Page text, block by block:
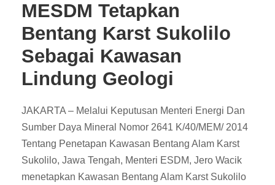
MESDM Tetapkan
Bentang Karst Sukolilo
Sebagai Kawasan
Lindung Geologi
JAKARTA – Melalui Keputusan Menteri Energi Dan
Sumber Daya Mineral Nomor 2641 K/40/MEM/ 2014
Tentang Penetapan Kawasan Bentang Alam Karst
Sukolilo, Jawa Tengah, Menteri ESDM, Jero Wacik
menetapkan Kawasan Bentang Alam Karst Sukolilo